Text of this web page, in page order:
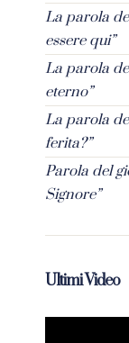
La parola
essere qui”
La parola
eterno”
La parola
ferita?”
Parola del
Signore”
Ultimi Video